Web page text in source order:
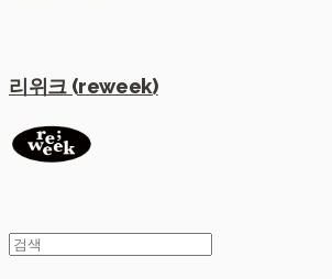
리위크 (reweek)